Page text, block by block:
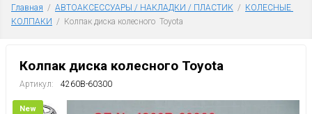
Главная
  /
АВТОАКСЕССУАРЫ / НАКЛАДКИ / ПЛАСТИК
  /
КОЛЕСНЫЕ
КОЛПАКИ
  /  Колпак диска колесного  Toyota
Колпак диска колесного Toyota
Артикул: 4260B-60300
New